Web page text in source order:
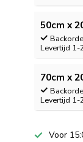
50cm x
Levertijd 1-
70cm x
Levertijd 1-
Voor